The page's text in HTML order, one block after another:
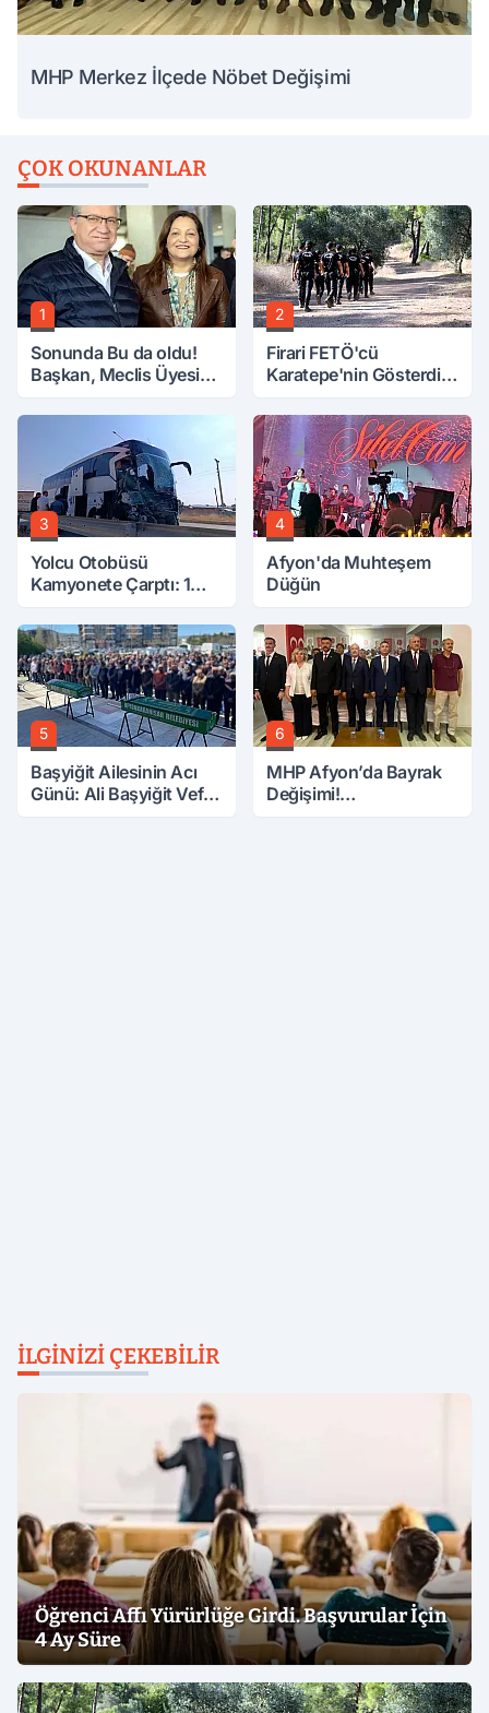
MHP Merkez İlçede Nöbet Değişimi
ÇOK OKUNANLAR
1
Sonunda Bu da oldu!
Başkan, Meclis Üyesini
Attırdı
2
Firari FETÖ'cü
Karatepe'nin Gösterdiği
Aranıyor
3
Yolcu Otobüsü
Kamyonete Çarptı: 1
4
Afyon'da Muhteşem
Düğün
5
Başyiğit Ailesinin Acı
Günü: Ali Başyiğit Vefat
6
MHP Afyon’da Bayrak
Değişimi!
İLGINIZI ÇEKEBILIR
Öğrenci Affı Yürürlüğe Girdi. Başvurular İçin
4 Ay Süre